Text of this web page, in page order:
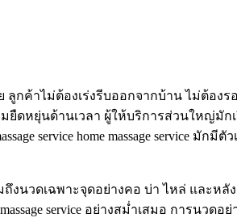
ลูกค้าไม่ต้องเร่งรีบออกจากบ้าน ไม่ต้
หยุ่นด้านเวลา ผู้ให้บริการส่วนใหญ่มัก
service home massage service
นวดเฉพาะจุดอย่างคอ บ่า ไหล่ และห
service อย่างสม่ำเสมอ การน